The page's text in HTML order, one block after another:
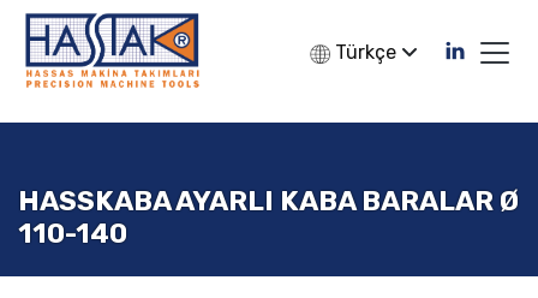
Türkçe
HASSKABA AYARLI KABA BARALAR Ø
110-140